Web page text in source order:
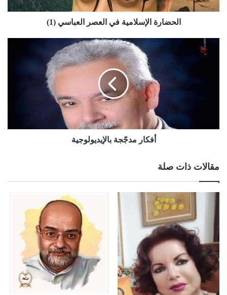
الحضارة الإسلامية في العصر العباسي (1)
أفكار مدجّجة بالإيديولوجية
مقالات ذات صلة